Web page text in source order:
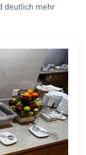
deutlich mehr